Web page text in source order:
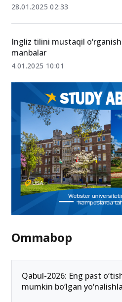
28.01.2025 02:33
Ingliz tilini mustaqil
manbalar
4.01.2025 10:01
Ommabop
Qabul-2026: Eng past
mumkin bo‘lgan